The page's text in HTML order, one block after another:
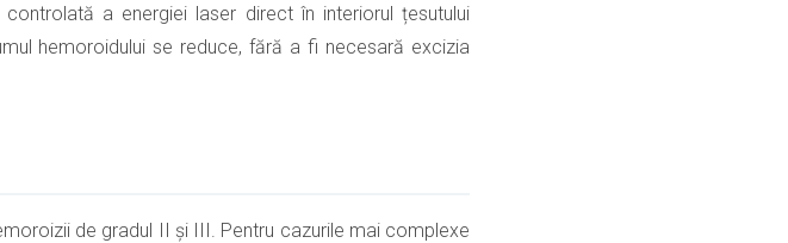
a energiei laser direct în interiorul țesutului
hemoroidului se reduce, fără a fi necesară excizia
de gradul II și III. Pentru cazurile mai complexe